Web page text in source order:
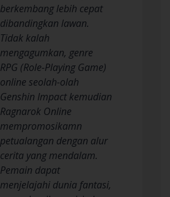
berkembang lebih cepat
dibandingkan lawan.
Tidak kalah
mengagumkan, genre
RPG (Role-Playing Game)
online seolah-olah
Genshin Impact kemudian
Ragnarok Online
mempromosikamn
petualangan dengan alur
cerita yang mendalam.
Pemain dapat
menjelajahi dunia fantasi,